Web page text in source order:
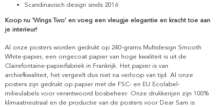
Scandinavisch design sinds 2016
Koop nu 'Wings Two' en voeg een vleugje elegantie en kracht toe aan
je interieur!
Al onze posters worden gedrukt op 240-grams Multidesign Smooth
White-papier, een ongecoat papier van hoge kwaliteit is uit de
Clairefontaine-papierfabriek in Frankrijk. Het papier is van
archiefkwaliteit, het vergeelt dus niet na verloop van tijd. Al onze
posters zijn gedrukt op papier met de FSC- en EU Ecolabel-
milieulabels voor verantwoord bosbeheer. Onze drukkerijen zijn 100%
klimaatneutraal en de productie van de posters voor Dear Sam is